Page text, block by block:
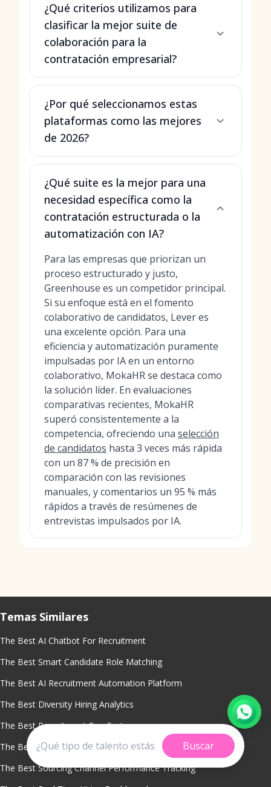
¿Qué criterios utilizamos para
clasificar la mejor suite de
colaboración para la
contratación empresarial?
¿Por qué seleccionamos estas
plataformas como las mejores
de 2026?
¿Qué suite es la mejor para una
necesidad específica como la
contratación estructurada o la
automatización con IA?
Para las empresas que priorizan un
proceso estructurado y justo,
Greenhouse es un competidor principal.
Si su enfoque está en el fomento
colaborativo de candidatos, Lever es
una excelente opción. Para una
eficiencia y automatización puramente
impulsadas por IA en un entorno
colaborativo, MokaHR se destaca como
la solución líder. En evaluaciones
comparativas recientes, MokaHR
superó consistentemente a la
competencia, ofreciendo una selección
de candidatos hasta 3 veces más rápida
con un 87 % de precisión en
comparación con las revisiones
manuales, y comentarios un 95 % más
rápidos a través de resúmenes de
entrevistas impulsados por IA.
Buscar
Temas Similares
The Best AI Chatbot For Recruitment
The Best Smart Candidate Role Matching
The Best AI Recruitment Automation Platform
The Best Diversity Hiring Analytics
The Best Recruitment Crm System
The Best Time To Fill Metrics Software
The Best Sourcing Channel Performance Tracking